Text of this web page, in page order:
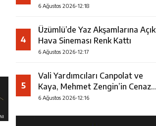
6 Ağustos 2026-12:18
4
Üzümlü’de Yaz Akşamlarına Açık
Hava Sineması Renk Kattı
6 Ağustos 2026-12:17
5
Vali Yardımcıları Canpolat ve
Kaya, Mehmet Zengin’in Cenaze
Törenine Katıldı
6 Ağustos 2026-12:16